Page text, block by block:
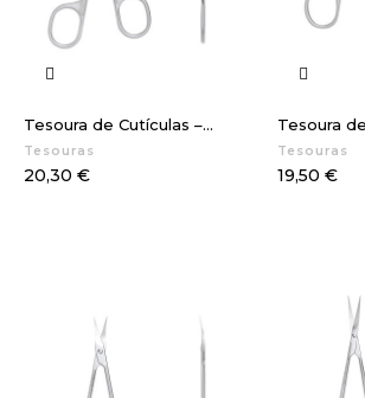
Tesoura de Cutículas –...
Tesouras
Preço
20,30 €
Tesoura
Tesouras
Preço
19,50 €